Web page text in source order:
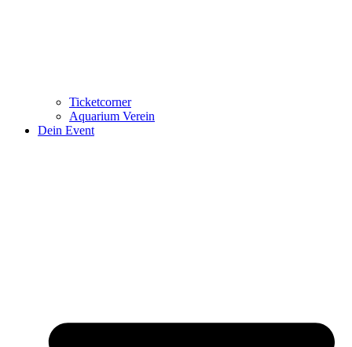
Ticketcorner
Aquarium Verein
Dein Event